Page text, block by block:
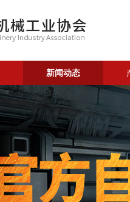
新闻动态